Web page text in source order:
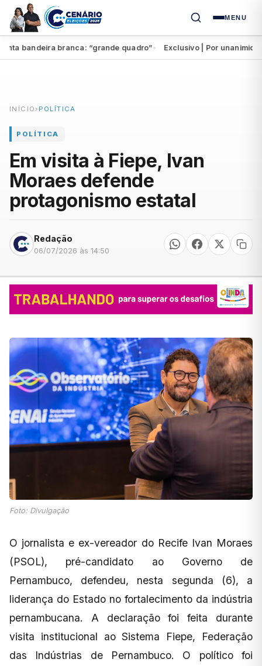
MENU
branca: “grande quadro”● Exclusivo | Por unanimidade,
INÍCIO › POLÍTICA
POLÍTICA
Em visita à Fiepe, Ivan
Moraes defende
protagonismo estatal
Redação
06/07/2026 às 14:50
Foto: Divulgação
O jornalista e ex-vereador do Recife Ivan Moraes
(PSOL), pré-candidato ao Governo de
Pernambuco, defendeu, nesta segunda (6), a
liderança do Estado no fortalecimento da indústria
pernambucana. A declaração foi feita durante
visita institucional ao Sistema Fiepe, Federação
das Indústrias de Pernambuco. O político foi